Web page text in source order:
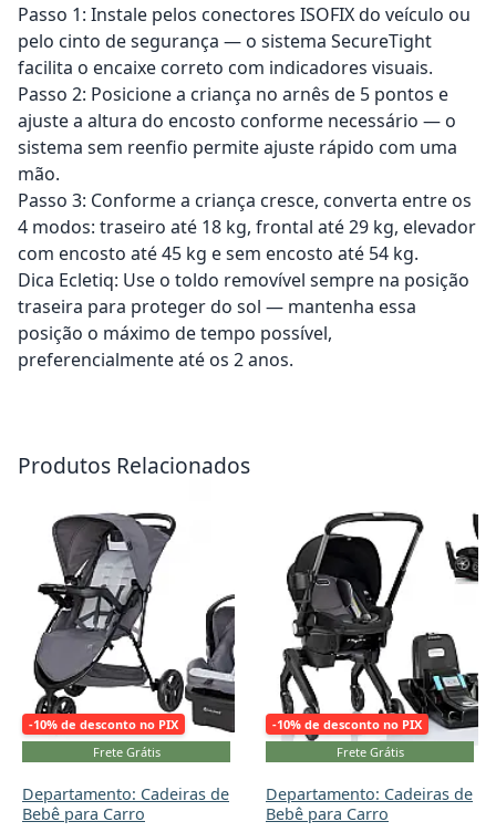
Passo 1: Instale pelos conectores ISOFIX do veículo ou
pelo cinto de segurança — o sistema SecureTight
facilita o encaixe correto com indicadores visuais.
Passo 2: Posicione a criança no arnês de 5 pontos e
ajuste a altura do encosto conforme necessário — o
sistema sem reenfio permite ajuste rápido com uma
mão.
Passo 3: Conforme a criança cresce, converta entre os
4 modos: traseiro até 18 kg, frontal até 29 kg, elevador
com encosto até 45 kg e sem encosto até 54 kg.
Dica Ecletiq: Use o toldo removível sempre na posição
traseira para proteger do sol — mantenha essa
posição o máximo de tempo possível,
preferencialmente até os 2 anos.
Produtos Relacionados
-10% de desconto no PIX
Frete Grátis
Departamento: Cadeiras de
Bebê para Carro
-10% de desconto no PIX
Frete Grátis
Departamento: Cadeiras de
Bebê para Carro